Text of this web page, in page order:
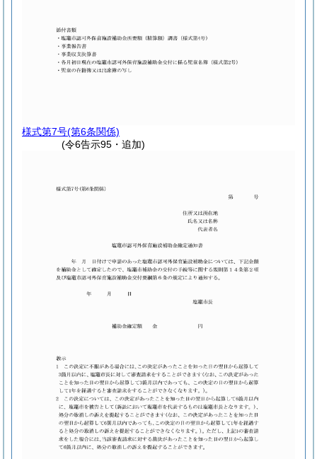
様式第7号(第6条関係)
(令6告示95・追加)